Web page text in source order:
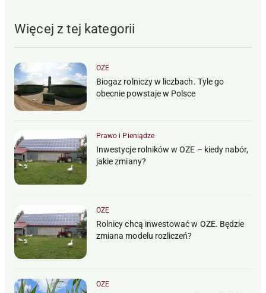
Więcej z tej kategorii
OZE
Biogaz rolniczy w liczbach. Tyle go
obecnie powstaje w Polsce
Prawo i Pieniądze
Inwestycje rolników w OZE – kiedy nabór,
jakie zmiany?
OZE
Rolnicy chcą inwestować w OZE. Będzie
zmiana modelu rozliczeń?
OZE